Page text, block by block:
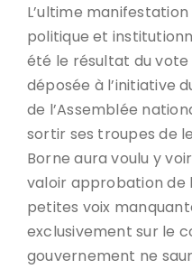
L’ultime
politique et
été le résultat du
déposée à l’initiative
de l’Assemblée
sortir ses troupes de
Borne aura voulu y voir
valoir approbation de
petites voix
exclusivement sur le
gouvernement ne